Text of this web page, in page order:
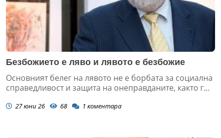
Безбожието е ляво и лявото е безбожие
Основният белег на лявото не е борбата за социална
справедливост и защита на онеправданите, както г...
27 юни 26 68 1 коментара